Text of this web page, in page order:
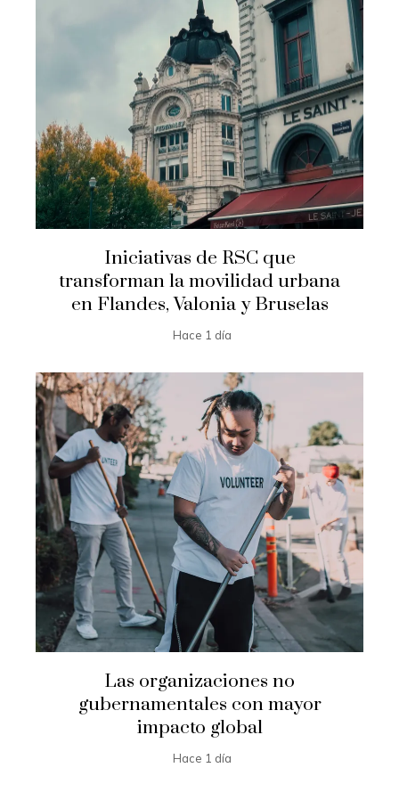
Iniciativas de RSC que
transforman la movilidad urbana
en Flandes, Valonia y Bruselas
Hace 1 día
Las organizaciones no
gubernamentales con mayor
impacto global
Hace 1 día